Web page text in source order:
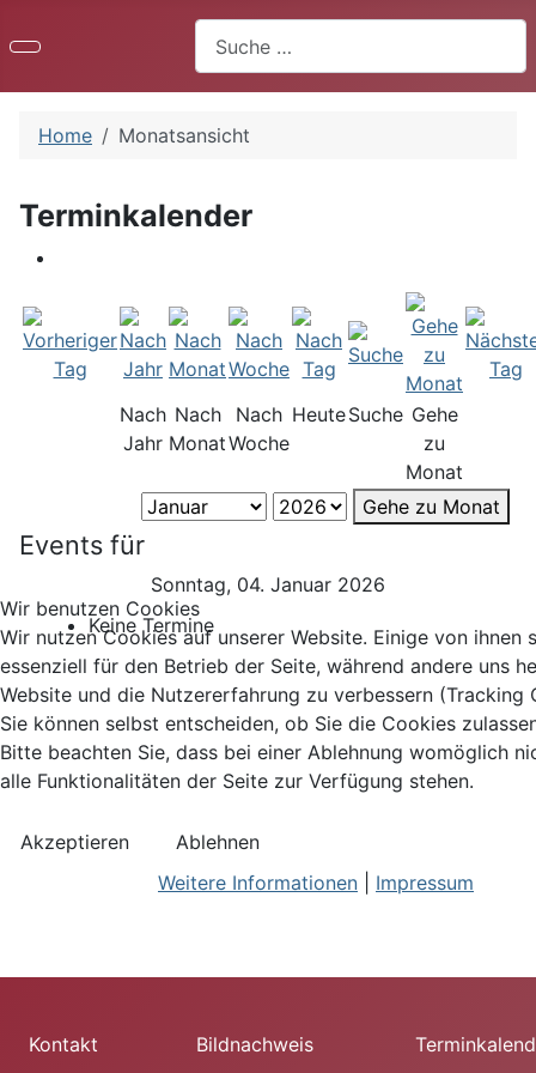
Home Monatsansicht
Terminkalender
Nach
Jahr
Nach
Monat
Nach
Woche
HeuteSuche Gehe
zu
Monat
Gehe zu Monat
Events für
Sonntag, 04. Januar 2026
Keine Termine
Kontakt
Bildnachweis
Wir benutzen Cookies
Wir nutzen Cookies auf unserer Website. Einige von ihnen
essenziell für den Betrieb der Seite, während andere uns
Website und die Nutzererfahrung zu verbessern (Tracking
Sie können selbst entscheiden, ob Sie die Cookies
Bitte beachten Sie, dass bei einer Ablehnung womöglich
alle Funktionalitäten der Seite zur Verfügung stehen.
Akzeptieren
Ablehnen
Weitere Informationen
Impressum